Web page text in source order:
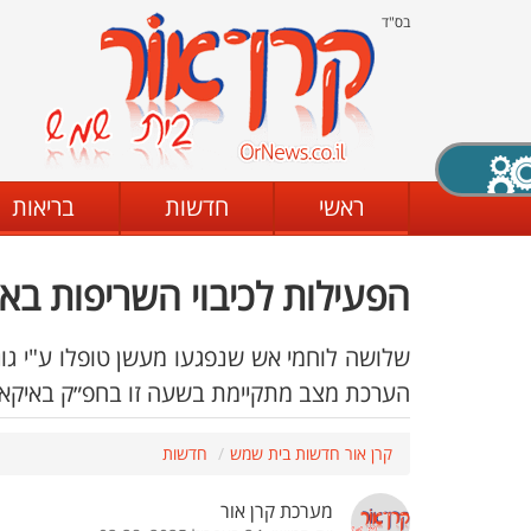
בס"ד
ראשי חדשות בריאות
הפעילות לכיבוי השריפות
שלושה לוחמי אש שנפגעו מעשן טופלו ע"י
הערכת מצב מתקיימת בשעה זו בחפ״ק
קרן אור חדשות בית שמש חדשות
מערכת קרן אור
X סגירה
מצב שחור - לבן קביעת ניגודיות